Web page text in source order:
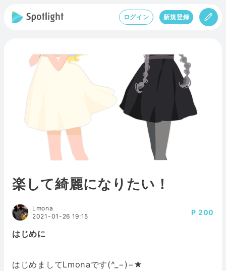
ログイン 新規登録
楽して綺麗になりたい！
Lmona
2021-01-26 19:15
200
はじめに
はじめましてLmonaです(^_−)−★